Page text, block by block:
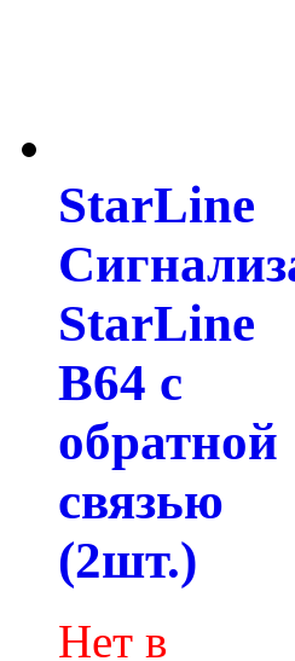
StarLine
StarLine
B64 с
обратной
связью
(2шт.)
Нет в